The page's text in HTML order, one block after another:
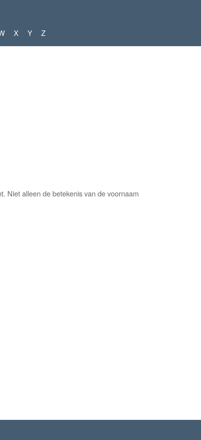
X Y Z
Niet alleen de betekenis van de voornaam